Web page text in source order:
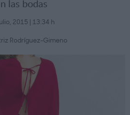
las bodas
2015 | 13:34 h
Rodríguez-Gimeno